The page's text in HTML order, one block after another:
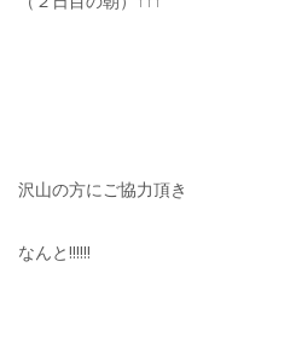
沢山の方にご協力頂き
なんと!!!!!!